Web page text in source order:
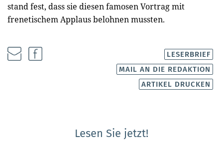
stand fest, dass sie diesen famosen Vortrag mit
frenetischem Applaus belohnen mussten.
LESERBRIEF
MAIL AN DIE REDAKTION
ARTIKEL DRUCKEN
Lesen Sie jetzt!